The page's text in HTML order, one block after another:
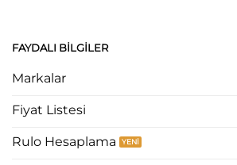
FAYDALI BILGILER
Markalar
Fiyat Listesi
Rulo Hesaplama